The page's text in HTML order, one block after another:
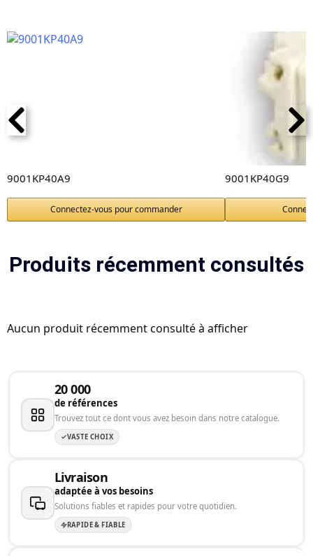
9001KP40A9
Connectez-vous pour commander
9001KP40G9
Produits récemment consultés
Aucun produit récemment consulté à afficher
20 000
de références
Trouvez tout ce dont vous avez besoin dans notre catalogue.
VASTE CHOIX
Livraison
adaptée à vos besoins
Solutions fiables et rapides pour votre quotidien.
RAPIDE & FIABLE